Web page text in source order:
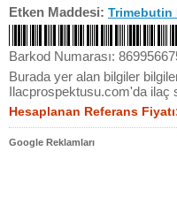
Etken Maddesi: Trimebutin
Barkod Numarası:
Burada yer alan bilgiler
Ilacprospektusu.com'da ilaç
Hesaplanan Referans
Google Reklamları